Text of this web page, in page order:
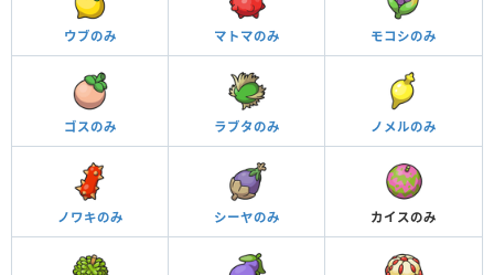
ウブのみ マトマのみ モコシのみ
ゴスのみ ラブタのみ ノメルのみ
ノワキのみ シーヤのみ カイスのみ